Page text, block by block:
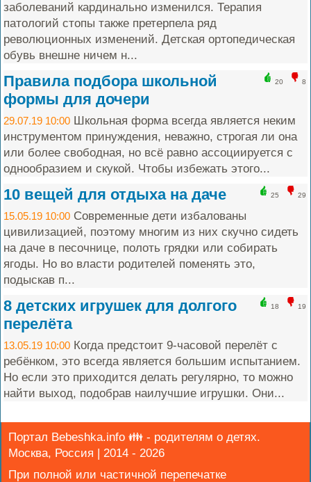
заболеваний кардинально изменился. Терапия
патологий стопы также претерпела ряд
революционных изменений. Детская ортопедическая
обувь внешне ничем н...
20 8
Правила подбора школьной
формы для дочери
29.07.19 10:00 Школьная форма всегда является неким
инструментом принуждения, неважно, строгая ли она
или более свободная, но всё равно ассоциируется с
однообразием и скукой. Чтобы избежать этого...
25 29
10 вещей для отдыха на даче
15.05.19 10:00 Современные дети избалованы
цивилизацией, поэтому многим из них скучно сидеть
на даче в песочнице, полоть грядки или собирать
ягоды. Но во власти родителей поменять это,
подыскав п...
18 19
8 детских игрушек для долгого
перелёта
13.05.19 10:00 Когда предстоит 9-часовой перелёт с
ребёнком, это всегда является большим испытанием.
Но если это приходится делать регулярно, то можно
найти выход, подобрав наилучшие игрушки. Они...
Портал Bebeshka.info 👪 - родителям о детях.
Москва, Россия | 2014 - 2026
При полной или частичной перепечатке